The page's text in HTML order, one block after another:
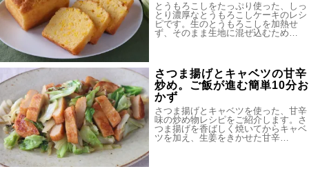
とうもろこしをたっぷり使った、しっ
とり濃厚なとうもろこしケーキのレシ
ピです。生のとうもろこしを加熱せ
ず、そのまま生地に混ぜ込むため…
さつま揚げとキャベツの甘辛
炒め。ご飯が進む簡単10分お
かず
さつま揚げとキャベツを使った、甘辛
味の炒め物レシピをご紹介します。さ
つま揚げを香ばしく焼いてからキャベ
ツを加え、生姜をきかせた甘辛…